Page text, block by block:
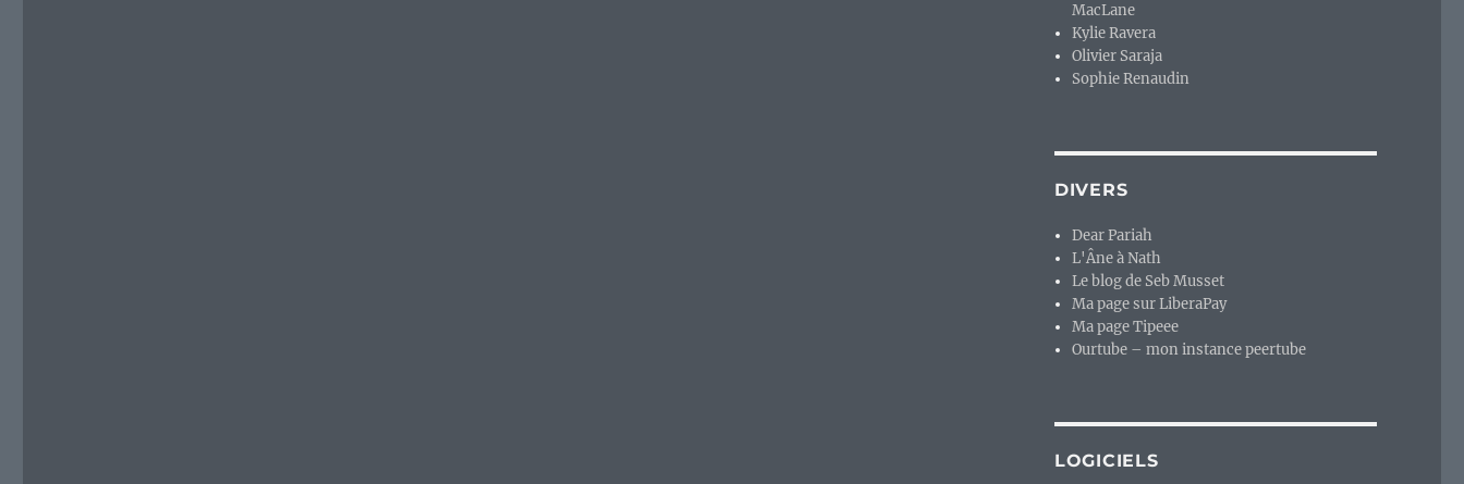
MacLane
Kylie Ravera
Olivier Saraja
Sophie Renaudin
DIVERS
Dear Pariah
L'Âne à Nath
Le blog de Seb Musset
Ma page sur LiberaPay
Ma page Tipeee
Ourtube – mon instance peertube
LOGICIELS